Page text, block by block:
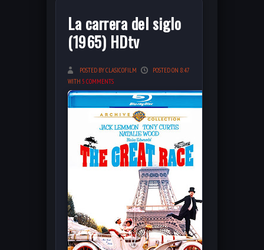
La carrera del siglo
(1965) HDtv
POSTED BY CLASICOFILM
POSTED ON 8:47
WITH 5 COMMENTS